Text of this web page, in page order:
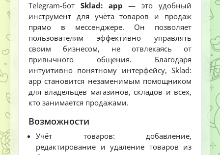
Telegram-бот Sklad: app — это удобный
инструмент для учёта товаров и продаж
прямо в мессенджере. Он позволяет
пользователям эффективно управлять
своим бизнесом, не отвлекаясь от
привычного общения. Благодаря
интуитивно понятному интерфейсу, Sklad:
app становится незаменимым помощником
для владельцев магазинов, складов и всех,
кто занимается продажами.
Возможности
Учёт товаров: добавление,
редактирование и удаление товаров из